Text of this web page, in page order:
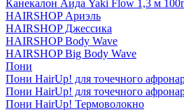
Канекалон Аида Yaki Flow 1,3 м
HAIRSHOP Ариэль
HAIRSHOP Джессика
HAIRSHOP Body Wave
HAIRSHOP Big Body Wave
Пони
Пони HairUp! для точечного
Пони HairUp! для точечного
Пони HairUp! Термоволокно